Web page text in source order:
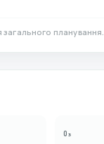
планування.
O₃